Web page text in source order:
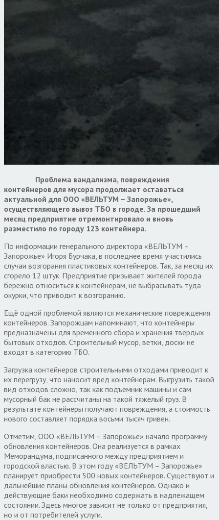
Проблема вандализма, повреждения
контейнеров для мусора продолжает оставаться
актуальной для ООО «ВЕЛЬТУМ – Запорожье»,
осуществляющего вывоз ТБО в городе. За прошедший
месяц предприятие отремонтировало и вновь
разместило по городу 123 контейнера.
По информации генерального директора «ВЕЛЬТУМ –
Запорожье» Игоря Бурчака, в последнее время участились
случаи возгорания пластиковых контейнеров. Так, за месяц их
сгорело 12 штук. Предприятие призывает жителей города
бережно относиться к контейнерам, не выбрасывать туда
окурки, что приводит к возгоранию.
Ещё одной проблемой являются механические повреждения
контейнеров. Запорожцам напоминают, что контейнеры
предназначены для временного сбора и хранения твердых
бытовых отходов. Строительный мусор, ветки, доски не
входят в категорию ТБО.
Загрузка контейнеров строительными отходами приводит к
их перегрузу, что наносит вред контейнерам. Выгрузить такой
вид отходов сложно, так как подъемник машины и сам
мусорный бак не рассчитаны на такой тяжелый груз. В
результате контейнеры получают повреждения, а стоимость
нового составляет порядка восьми тысяч гривен.
Отметим, ООО «ВЕЛЬТУМ – Запорожье» начало программу
обновления контейнеров. Она реализуется в рамках
Меморандума, подписанного между предприятием и
городской властью. В этом году «ВЕЛЬТУМ – Запорожье»
планирует приобрести 500 новых контейнеров. Существуют и
дальнейшие планы обновления контейнеров. Однако и
действующие баки необходимо содержать в надлежащем
состоянии. Здесь многое зависит не только от предприятия,
но и от потребителей услуги.